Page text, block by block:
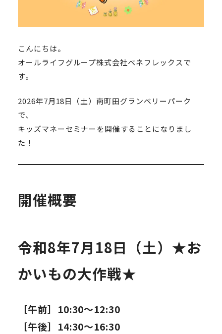
こんにちは。
オールライフグループ株式会社ベネフレックスで
す。
2026年7月18日（土）南町田グランベリーパーク
で、
キッズマネーセミナーを開催することになりまし
た！
開催概要
令和8年7月18日（土）★お
かいもの大作戦★
［午前］10:30～12:30
［午後］14:30～16:30